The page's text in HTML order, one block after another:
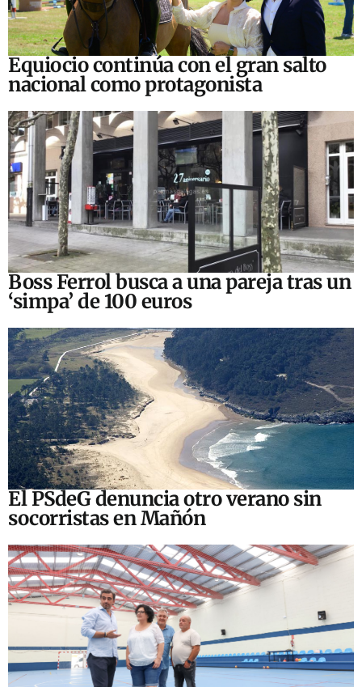
Equiocio continúa con el gran salto
nacional como protagonista
Boss Ferrol busca a una pareja tras un
‘simpa’ de 100 euros
El PSdeG denuncia otro verano sin
socorristas en Mañón